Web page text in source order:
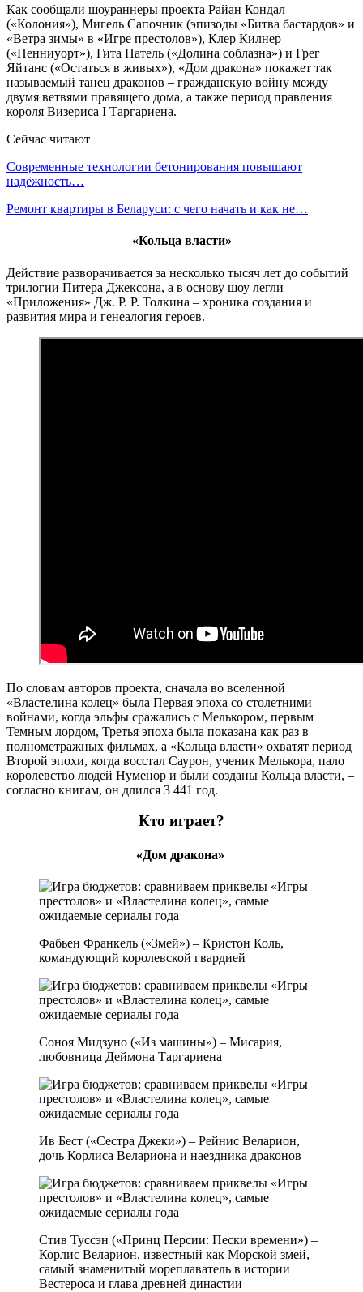
Как сообщали шоураннеры проекта Райан Кондал
(«Колония»), Мигель Сапочник (эпизоды «Битва бастардов» и
«Ветра зимы» в «Игре престолов»), Клер Килнер
(«Пенниуорт»), Гита Патель («Долина соблазна») и Грег
Яйтанс («Остаться в живых»), «Дом дракона» покажет так
называемый танец драконов – гражданскую войну между
двумя ветвями правящего дома, а также период правления
короля Визериса I Таргариена.
Сейчас читают
Современные технологии бетонирования повышают
надёжность…
Ремонт квартиры в Беларуси: с чего начать и как не…
«Кольца власти»
Действие разворачивается за несколько тысяч лет до событий
трилогии Питера Джексона, а в основу шоу легли
«Приложения» Дж. Р. Р. Толкина – хроника создания и
развития мира и генеалогия героев.
По словам авторов проекта, сначала во вселенной
«Властелина колец» была Первая эпоха со столетними
войнами, когда эльфы сражались с Мелькором, первым
Темным лордом, Третья эпоха была показана как раз в
полнометражных фильмах, а «Кольца власти» охватят период
Второй эпохи, когда восстал Саурон, ученик Мелькора, пало
королевство людей Нуменор и были созданы Кольца власти, –
согласно книгам, он длился 3 441 год.
Кто играет?
«Дом дракона»
Фабьен Франкель («Змей») – Кристон Коль,
командующий королевской гвардией
Соноя Мидзуно («Из машины») – Мисария,
любовница Деймона Таргариена
Ив Бест («Сестра Джеки») – Рейнис Веларион,
дочь Корлиса Велариона и наездника драконов
Стив Туссэн («Принц Персии: Пески времени») –
Корлис Веларион, известный как Морской змей,
самый знаменитый мореплаватель в истории
Вестероса и глава древней династии